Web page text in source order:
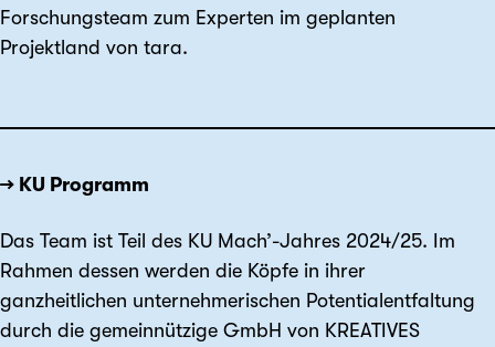
Forschungsteam zum Experten im geplanten
Projektland von tara.
→ KU Programm
Das Team ist Teil des KU Mach’-Jahres 2024/25. Im
Rahmen dessen werden die Köpfe in ihrer
ganzheitlichen unternehmerischen Potentialentfaltung
durch die gemeinnützige GmbH von KREATIVES